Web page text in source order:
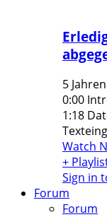
5
0:00
1:18
Watch
+
Sign in
Forum
Forum